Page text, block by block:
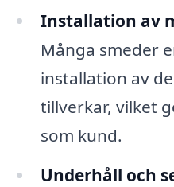
Installation av
Många smeder
installation av
tillverkar, vilket
som kund.
Underhåll och